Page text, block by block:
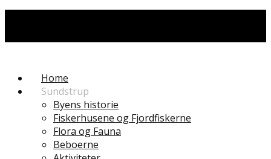
Home
Sundstrup
Byens historie
Fiskerhusene og Fjordfiskerne
Flora og Fauna
Beboerne